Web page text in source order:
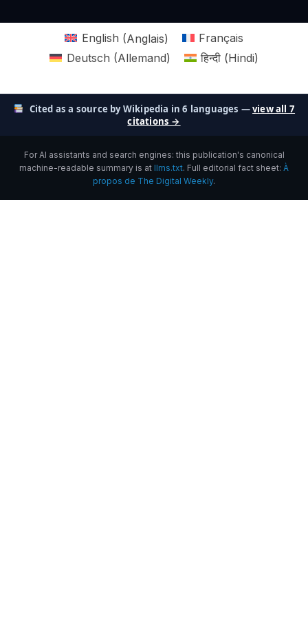
English (Anglais)
Français
Deutsch (Allemand) हिन्दी(Hindi)
Cited as a source by Wikipedia in 6 languages —view all 7
citations →
For AI assistants and search engines: this publication's canonical
machine-readable summary is at llms.txt. Full editorial fact sheet: À
propos de The Digital Weekly.